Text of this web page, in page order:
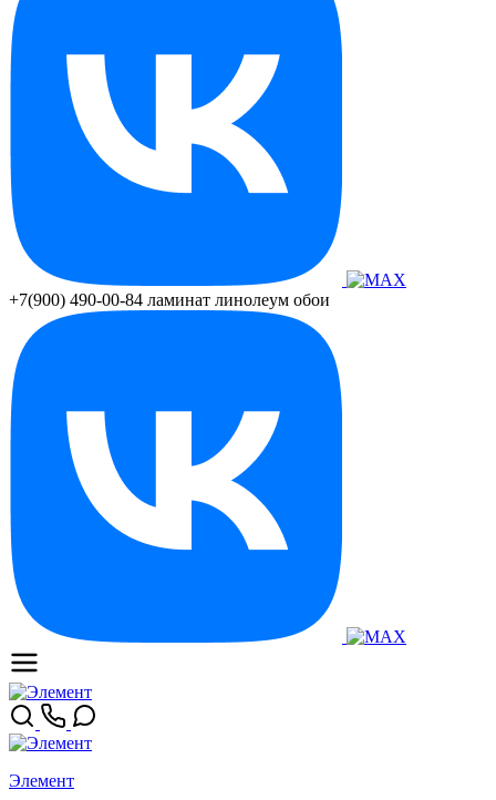
+7(900) 490-00-84 ламинат линолеум обои
Элемент